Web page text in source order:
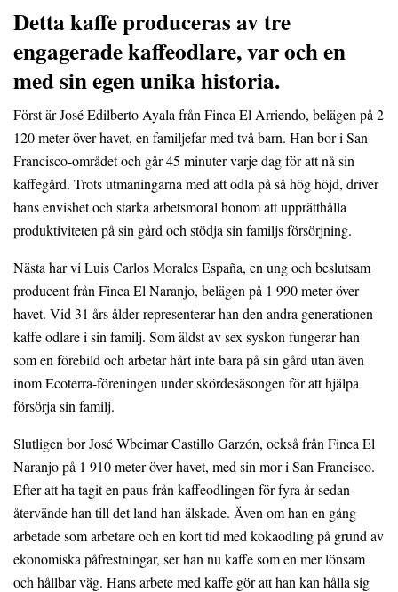
Detta kaffe produceras av tre
engagerade kaffeodlare, var och en
med sin egen unika historia.
Först är José Edilberto Ayala från Finca El Arriendo, belägen på 2
120 meter över havet, en familjefar med två barn. Han bor i San
Francisco-området och går 45 minuter varje dag för att nå sin
kaffegård. Trots utmaningarna med att odla på så hög höjd, driver
hans envishet och starka arbetsmoral honom att upprätthålla
produktiviteten på sin gård och stödja sin familjs försörjning.
Nästa har vi Luis Carlos Morales España, en ung och beslutsam
producent från Finca El Naranjo, belägen på 1 990 meter över
havet. Vid 31 års ålder representerar han den andra generationen
kaffe odlare i sin familj. Som äldst av sex syskon fungerar han
som en förebild och arbetar hårt inte bara på sin gård utan även
inom Ecoterra-föreningen under skördesäsongen för att hjälpa
försörja sin familj.
Slutligen bor José Wbeimar Castillo Garzón, också från Finca El
Naranjo på 1 910 meter över havet, med sin mor i San Francisco.
Efter att ha tagit en paus från kaffeodlingen för fyra år sedan
återvände han till det land han älskade. Även om han en gång
arbetade som arbetare och en kort tid med kokaodling på grund av
ekonomiska påfrestningar, ser han nu kaffe som en mer lönsam
och hållbar väg. Hans arbete med kaffe gör att han kan hålla sig